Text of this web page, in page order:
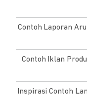
Contoh Laporan
Contoh Iklan
Inspirasi Contoh